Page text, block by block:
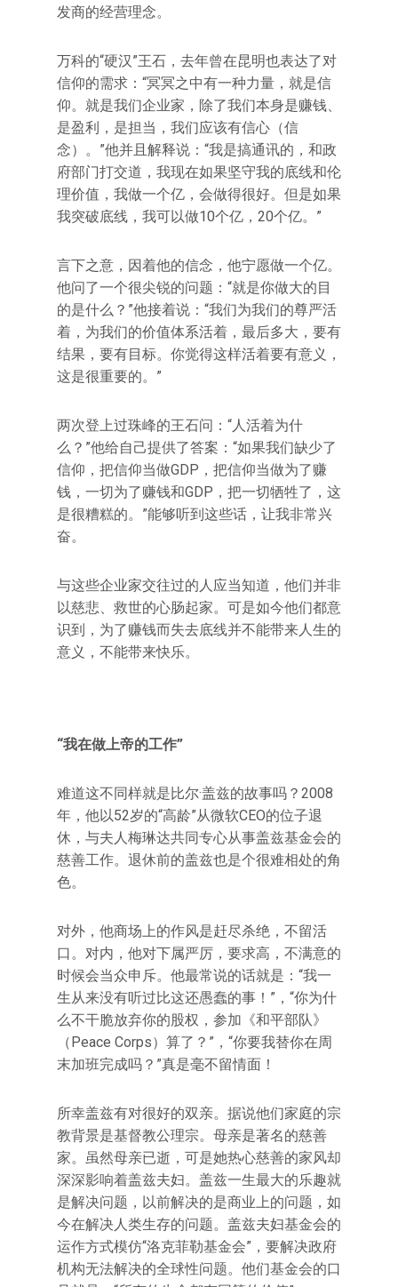
发商的经营理念。
万科的“硬汉”王石，去年曾在昆明也表达了对
信仰的需求：“冥冥之中有一种力量，就是信
仰。就是我们企业家，除了我们本身是赚钱、
是盈利，是担当，我们应该有信心（信
念）。”他并且解释说：“我是搞通讯的，和政
府部门打交道，我现在如果坚守我的底线和伦
理价值，我做一个亿，会做得很好。但是如果
我突破底线，我可以做10个亿，20个亿。”
言下之意，因着他的信念，他宁愿做一个亿。
他问了一个很尖锐的问题：“就是你做大的目
的是什么？”他接着说：“我们为我们的尊严活
着，为我们的价值体系活着，最后多大，要有
结果，要有目标。你觉得这样活着要有意义，
这是很重要的。”
两次登上过珠峰的王石问：“人活着为什
么？”他给自己提供了答案：“如果我们缺少了
信仰，把信仰当做GDP，把信仰当做为了赚
钱，一切为了赚钱和GDP，把一切牺牲了，这
是很糟糕的。”能够听到这些话，让我非常兴
奋。
与这些企业家交往过的人应当知道，他们并非
以慈悲、救世的心肠起家。可是如今他们都意
识到，为了赚钱而失去底线并不能带来人生的
意义，不能带来快乐。
“我在做上帝的工作”
难道这不同样就是比尔·盖兹的故事吗？2008
年，他以52岁的“高龄”从微软CEO的位子退
休，与夫人梅琳达共同专心从事盖兹基金会的
慈善工作。退休前的盖兹也是个很难相处的角
色。
对外，他商场上的作风是赶尽杀绝，不留活
口。对内，他对下属严厉，要求高，不满意的
时候会当众申斥。他最常说的话就是：“我一
生从来没有听过比这还愚蠢的事！”，“你为什
么不干脆放弃你的股权，参加《和平部队》
（Peace Corps）算了？”，“你要我替你在周
末加班完成吗？”真是毫不留情面！
所幸盖兹有对很好的双亲。据说他们家庭的宗
教背景是基督教公理宗。母亲是著名的慈善
家。虽然母亲已逝，可是她热心慈善的家风却
深深影响着盖兹夫妇。盖兹一生最大的乐趣就
是解决问题，以前解决的是商业上的问题，如
今在解决人类生存的问题。盖兹夫妇基金会的
运作方式模仿“洛克菲勒基金会”，要解决政府
机构无法解决的全球性问题。他们基金会的口